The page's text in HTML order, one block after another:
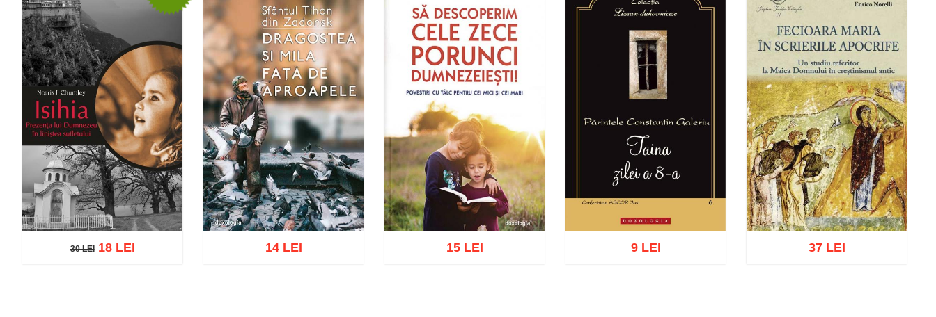
30 LEI18 LEI 14 LEI 15 LEI 9 LEI 37 LEI